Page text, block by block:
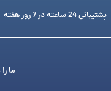
پشتیبانی 24 ساعته در 7 روز هفته
ما